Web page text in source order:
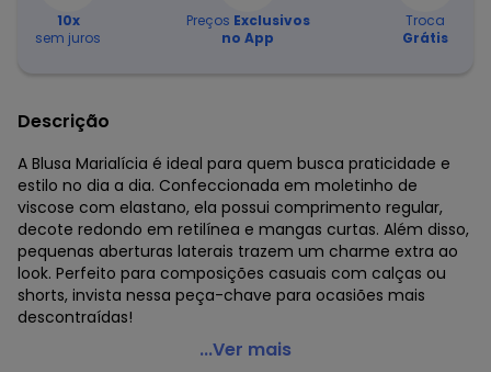
10x
sem juros
Preços Exclusivos
no App
Troca
Grátis
Descrição
A Blusa Marialícia é ideal para quem busca praticidade e
estilo no dia a dia. Confeccionada em moletinho de
viscose com elastano, ela possui comprimento regular,
decote redondo em retilínea e mangas curtas. Além disso,
pequenas aberturas laterais trazem um charme extra ao
look. Perfeito para composições casuais com calças ou
shorts, invista nessa peça-chave para ocasiões mais
descontraídas!
Marialícia - Blusa Feminina Abertura Lateral Preto
...Ver mais